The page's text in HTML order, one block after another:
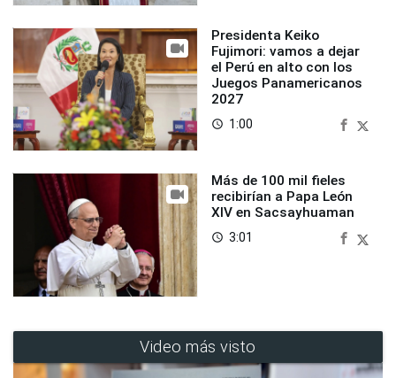
Presidenta Keiko
Fujimori: vamos a dejar
el Perú en alto con los
Juegos Panamericanos
2027
access_time 1:00
Más de 100 mil fieles
recibirían a Papa León
XIV en Sacsayhuaman
access_time 3:01
Video más visto